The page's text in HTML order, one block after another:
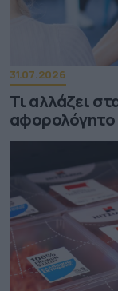
31.07.2026
Τι αλλάζει
αφορολόγητο